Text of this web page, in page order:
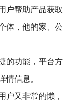
户帮助产品获取
体，他的家、公
的功能，平台方
情信息。
户又非常的懒，